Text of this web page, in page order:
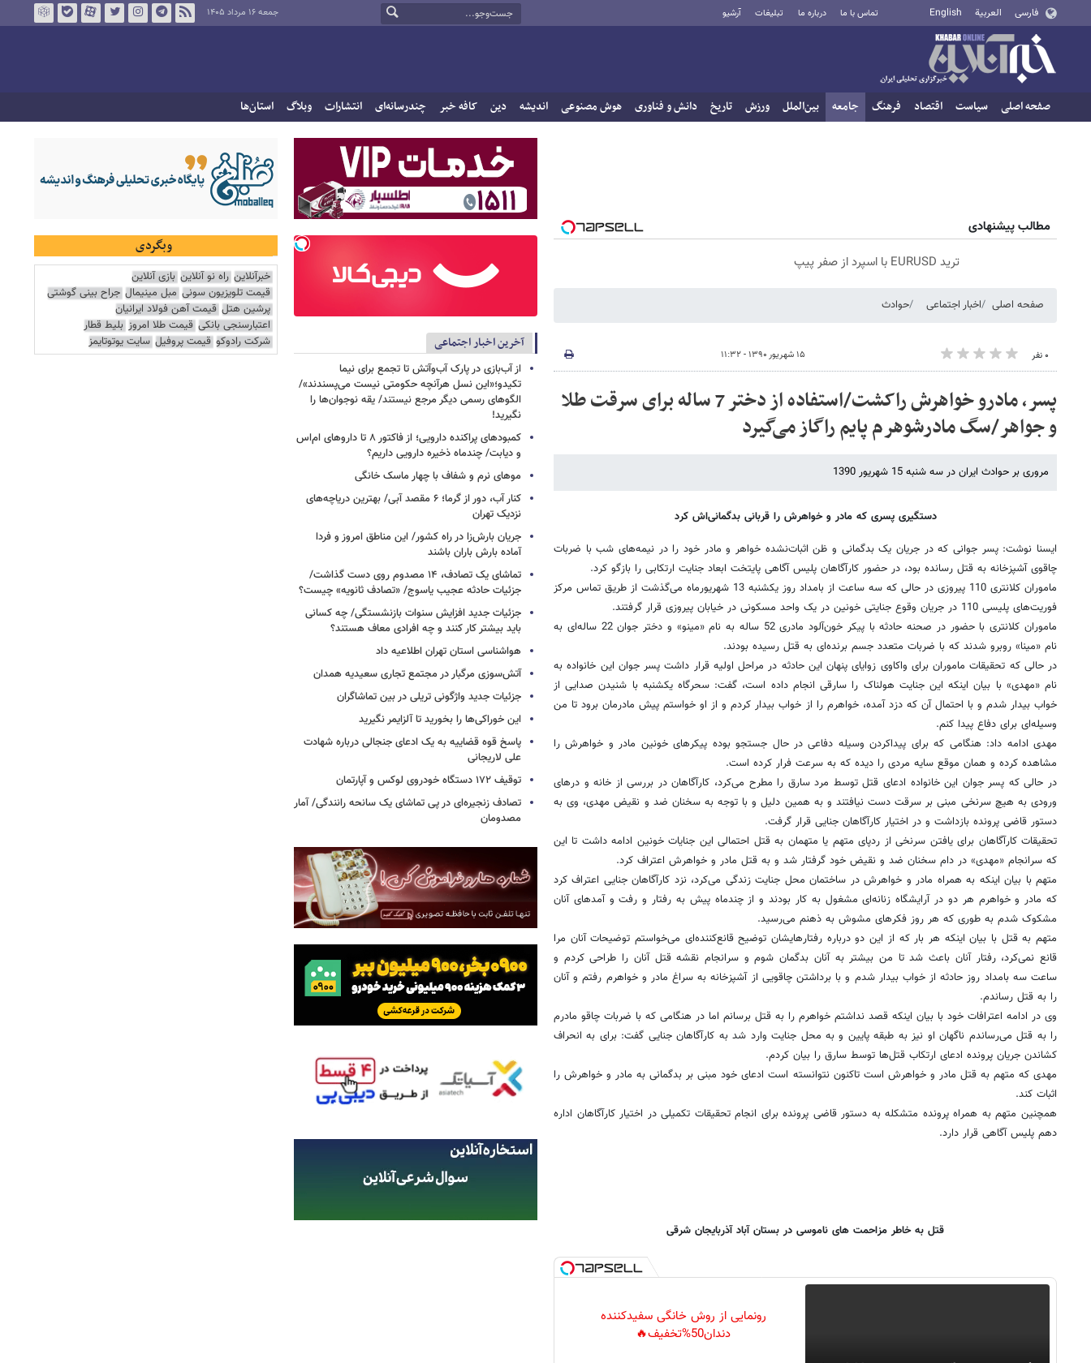
فارسی العربية English تماس با ما درباره ما تبلیغات آرشیو جمعه ۱۶ مرداد ۱۴۰۵
صفحه اصلی سیاست اقتصاد فرهنگ جامعه بین‌الملل ورزش تاریخ دانش و فناوری هوش مصنوعی اندیشه دین کافه خبر چندرسانه‌ای انتشارات وبلاگ استان‌ها
مطالب پیشنهادی
ترید EURUSD با اسپرد از صفر پیپ
صفحه اصلی اخبار اجتماعی حوادث
۰ نفر ۱۵ شهریور ۱۳۹۰ - ۱۱:۳۲
پسر، مادرو خواهرش راکشت/استفاده از دختر 7 ساله برای سرقت طلا
و جواهر/سگ مادرشوهرم پایم راگاز می‌گیرد
مروری بر حوادث ایران در سه شنبه 15 شهریور 1390
دستگیری پسری که مادر و خواهرش را قربانی بدگمانی‌اش کرد
ایسنا نوشت: پسر جوانی که در جریان یک بدگمانی و ظن اثبات‌نشده خواهر و مادر خود را در نیمه‌های شب با ضربات
چاقوی آشپزخانه به قتل رسانده بود، در حضور کارآگاهان پلیس آگاهی پایتخت ابعاد جنایت ارتکابی را بازگو کرد.
ماموران کلانتری 110 پیروزی در حالی که سه ساعت از بامداد روز یکشنبه 13 شهریورماه می‌گذشت از طریق تماس مرکز
فوریت‌های پلیسی 110 در جریان وقوع جنایتی خونین در یک واحد مسکونی در خیابان پیروزی قرار گرفتند.
ماموران کلانتری با حضور در صحنه حادثه با پیکر خون‌آلود مادری 52 ساله به نام «مینو» و دختر جوان 22 ساله‌ای به
نام «مینا» روبرو شدند که با ضربات متعدد جسم برنده‌ای به قتل رسیده بودند.
در حالی که تحقیقات ماموران برای واکاوی زوایای پنهان این حادثه در مراحل اولیه قرار داشت پسر جوان این خانواده به
نام «مهدی» با بیان اینکه این جنایت هولناک را سارقی انجام داده است، گفت: سحرگاه یکشنبه با شنیدن صدایی از
خواب بیدار شدم و با احتمال آن که دزد آمده، خواهرم را از خواب بیدار کردم و از او خواستم پیش مادرمان برود تا من
وسیله‌ای برای دفاع پیدا کنم.
مهدی ادامه داد: هنگامی که برای پیداکردن وسیله دفاعی در حال جستجو بوده پیکرهای خونین مادر و خواهرش را
مشاهده کرده و همان‌ موقع سایه مردی را دیده که به سرعت فرار ‌کرده است.
در حالی که پسر جوان این خانواده ادعای قتل توسط مرد سارق را مطرح می‌کرد، کارآگاهان در بررسی از خانه و درهای
ورودی به هیچ سرنخی مبنی بر سرقت دست نیافتند و به همین دلیل و با توجه به سخنان ضد و نقیض مهدی، وی به
دستور قاضی پرونده بازداشت و در اختیار کارآگاهان جنایی قرار گرفت.
تحقیقات کارآگاهان برای یافتن سرنخی از ردپای متهم یا متهمان به قتل احتمالی این جنایات خونین ادامه داشت تا این
که سرانجام «مهدی» در دام سخنان ضد و نقیض خود گرفتار شد و به قتل مادر و خواهرش اعتراف کرد.
متهم با بیان اینکه به همراه مادر و خواهرش در ساختمان محل جنایت زندگی می‌کرد، نزد کارآگاهان جنایی اعتراف کرد
که مادر و خواهرم هر دو در آرایشگاه زنانه‌ای مشغول به کار بودند و از چندماه پیش به رفتار و رفت و آمدهای آنان
مشکوک شدم به طوری که هر روز فکرهای مشوش به ذهنم می‌رسید.
متهم به قتل با بیان اینکه هر بار که از این دو درباره رفتارهایشان توضیح قانع‌کننده‌ای می‌خواستم توضیحات آنان مرا
قانع نمی‌کرد، رفتار آنان باعث شد تا من بیشتر به آنان بدگمان شوم و سرانجام نقشه قتل آنان را طراحی کردم و
ساعت سه بامداد روز حادثه از خواب بیدار شدم و با برداشتن چاقویی از آشپزخانه به سراغ مادر و خواهرم رفتم و آنان
را به قتل رساندم.
وی در ادامه اعترافات خود با بیان اینکه قصد نداشتم خواهرم را به قتل برسانم اما در هنگامی که با ضربات چاقو مادرم
را به قتل می‌رساندم ناگهان او نیز به طبقه پایین و به محل جنایت وارد شد به کارآگاهان جنایی گفت: برای به انحراف
کشاندن جریان پرونده ادعای ارتکاب قتل‌ها توسط سارق را بیان کردم.
مهدی که متهم به قتل مادر و خواهرش است تاکنون نتوانسته است ادعای خود مبنی بر بدگمانی به مادر و خواهرش را
اثبات کند.
همچنین متهم به همراه پرونده متشکله به دستور قاضی پرونده برای انجام تحقیقات تکمیلی در اختیار کارآگاهان اداره
دهم پلیس آگاهی قرار دارد.
قتل به خاطر مزاحمت های ناموسی در بستان آباد آذربایجان شرقی
رونمایی از روش خانگی سفیدکننده
دندان50%تخفیف🔥
آخرین اخبار اجتماعی
از آب‌بازی در پارک آب‌وآتش تا تجمع برای نیما
تکیدو؛«این نسل هرآنچه حکومتی نیست می‌پسندند»/
الگوهای رسمی دیگر مرجع نیستند/ یقه نوجوان‌ها را
نگیرید!
کمبودهای پراکنده دارویی؛ از فاکتور ۸ تا داروهای ام‌اس
و دیابت/ چندماه ذخیره دارویی داریم؟
موهای نرم و شفاف با چهار ماسک خانگی
کنار آب، دور از گرما؛ ۶ مقصد آبی/ بهترین دریاچه‌های
نزدیک تهران
جریان بارش‌زا در راه کشور/ این مناطق امروز و فردا
آماده بارش باران باشند
تماشای یک تصادف، ۱۴ مصدوم روی دست گذاشت/
جزئیات حادثه عجیب یاسوج/ «تصادف ثانویه» چیست؟
جزئیات جدید افزایش سنوات بازنشستگی/ چه کسانی
باید بیشتر کار کنند و چه افرادی معاف هستند؟
هواشناسی استان تهران اطلاعیه داد
آتش‌سوزی مرگبار در مجتمع تجاری سعیدیه همدان
جزئیات جدید واژگونی تریلی در بین تماشاگران
این خوراکی‌ها را بخورید تا آلزایمر نگیرید
پاسخ قوه قضاییه به یک ادعای جنجالی درباره شهادت
علی لاریجانی
توقیف ۱۷۲ دستگاه خودروی لوکس و آپارتمان
تصادف زنجیره‌ای در پی تماشای یک سانحه رانندگی/ آمار
مصدومان
وبگردی
خبرآنلاین راه نو آنلاین بازی آنلاین
قیمت تلویزیون سونی مبل مینیمال جراح بینی گوشتی
پرشین هتل قیمت آهن فولاد ایرانیان
اعتبارسنجی بانکی قیمت طلا امروز بلیط قطار
شرکت رادوکو قیمت پروفیل سایت یوتوتایمز